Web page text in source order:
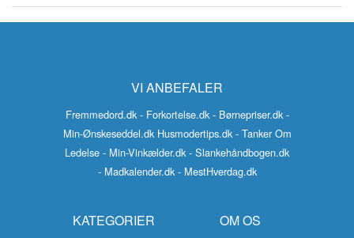
VI ANBEFALER
Fremmedord.dk - Forkortelse.dk - Børnepriser.dk -
Min-Ønskeseddel.dk Husmodertips.dk - Tanker Om
Ledelse - Min-Vinkælder.dk - Slankehåndbogen.dk
- Madkalender.dk - MestHverdag.dk
KATEGORIER OM OS